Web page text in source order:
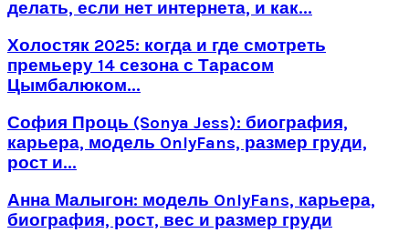
делать, если нет интернета, и как...
Холостяк 2025: когда и где смотреть
премьеру 14 сезона с Тарасом
Цымбалюком...
София Проць (Sonya Jess): биография,
карьера, модель OnlyFans, размер груди,
рост и...
Анна Малыгон: модель OnlyFans, карьера,
биография, рост, вес и размер груди